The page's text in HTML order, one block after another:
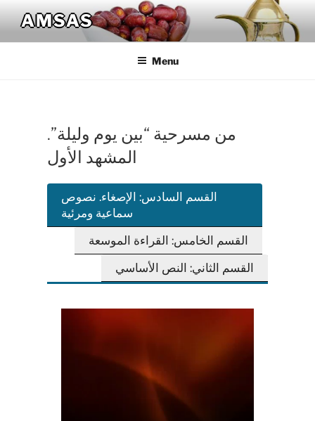
content
AMSAS
Menu
من مسرحية “بين يوم وليلة”.
المشهد الأول
القسم السادس: الإصغاء. نصوص
سماعية ومرئية
القسم الخامس: القراءة الموسعة
القسم الثاني: النص الأساسي